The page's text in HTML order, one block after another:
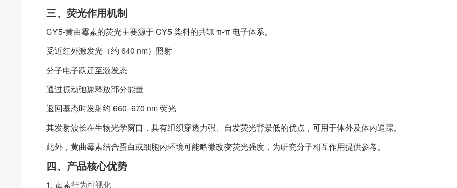
三、荧光作用机制
CY5-黄曲霉素的荧光主要源于 CY5 染料的共轭 π-π 电子体系。
受近红外激发光（约 640 nm）照射
分子电子跃迁至激发态
通过振动弛豫释放部分能量
返回基态时发射约 660–670 nm 荧光
其发射波长在生物光学窗口，具有组织穿透力强、自发荧光背景低的优点，可用于体外及体内追踪。
此外，黄曲霉素结合蛋白或细胞内环境可能略微改变荧光强度，为研究分子相互作用提供参考。
四、产品核心优势
1. 毒素行为可视化